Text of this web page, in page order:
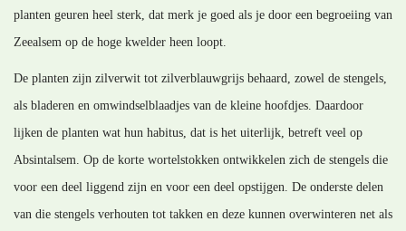
planten geuren heel sterk, dat merk je goed als je door een begroeiing van
Zeealsem op de hoge kwelder heen loopt.
De planten zijn zilverwit tot zilverblauwgrijs behaard, zowel de stengels,
als bladeren en omwindselblaadjes van de kleine hoofdjes. Daardoor
lijken de planten wat hun habitus, dat is het uiterlijk, betreft veel op
Absintalsem. Op de korte wortelstokken ontwikkelen zich de stengels die
voor een deel liggend zijn en voor een deel opstijgen. De onderste delen
van die stengels verhouten tot takken en deze kunnen overwinteren net als